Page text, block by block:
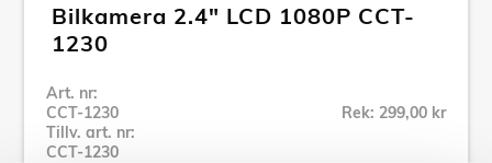
Bilkamera 2.4" LCD 1080P CCT-
1230
Art. nr:
CCT-1230
Tillv. art. nr:
CCT-1230
Rek: 299,00 kr